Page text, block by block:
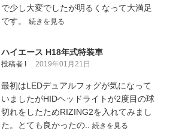
で少し大変でしたが明るくなって大満足
です。 続きを見る
ハイエース H18年式特装車
投稿者 I 2019年01月21日
最初はLEDデュアルフォグが気になって
いましたがHIDヘッドライトが2度目の球
切れをしたためRIZING2を入れてみまし
た。とても良かったの.. 続きを見る